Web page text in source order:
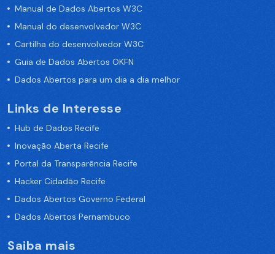
Manual de Dados Abertos W3C
Manual do desenvolvedor W3C
Cartilha do desenvolvedor W3C
Guia de Dados Abertos OKFN
Dados Abertos para um dia a dia melhor
Links de Interesse
Hub de Dados Recife
Inovação Aberta Recife
Portal da Transparência Recife
Hacker Cidadão Recife
Dados Abertos Governo Federal
Dados Abertos Pernambuco
Saiba mais